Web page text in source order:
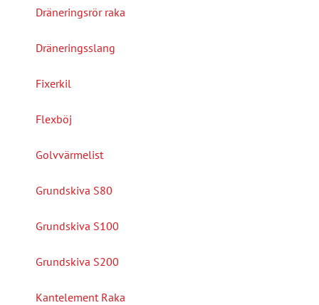
Dräneringsrör raka
Dräneringsslang
Fixerkil
Flexböj
Golvvärmelist
Grundskiva S80
Grundskiva S100
Grundskiva S200
Kantelement Raka